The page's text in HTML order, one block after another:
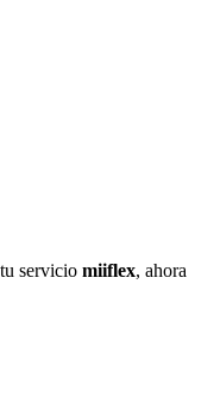
servicio miiflex, ahora